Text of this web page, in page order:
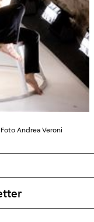
Andrea Veroni